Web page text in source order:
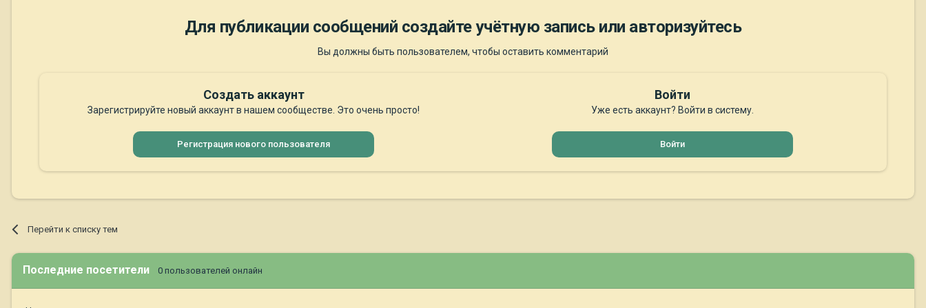
Для публикации сообщений создайте учётную запись или авторизуйтесь
Вы должны быть пользователем, чтобы оставить комментарий
Создать аккаунт
Зарегистрируйте новый аккаунт в нашем сообществе. Это очень просто!
Регистрация нового пользователя
Войти
Уже есть аккаунт? Войти в систему.
Войти
Перейти к списку тем
Последние посетители 0 пользователей онлайн